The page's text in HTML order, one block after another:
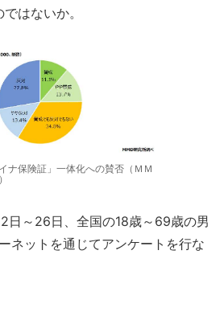
はないか。
ナ保険証」一体化への賛否（ＭＭ
～26日、全国の18歳～69歳の男
ネットを通じてアンケートを行な